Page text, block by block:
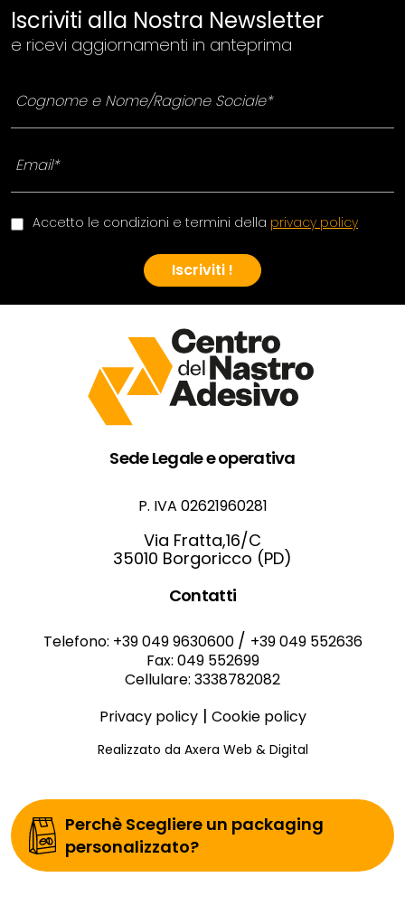
Iscriviti alla Nostra Newsletter
e ricevi aggiornamenti in anteprima
Iscriviti !
Accetto le condizioni e termini della privacy policy
Sede Legale e operativa
P. IVA 02621960281
Via Fratta,16/C
35010 Borgoricco (PD)
Contatti
Telefono: +39 049 9630600 / +39 049 552636
Fax: 049 552699
Cellulare: 3338782082
Privacy policy| Cookie policy
Realizzato da Axera Web & Digital
Perchè Scegliere un packaging
personalizzato?